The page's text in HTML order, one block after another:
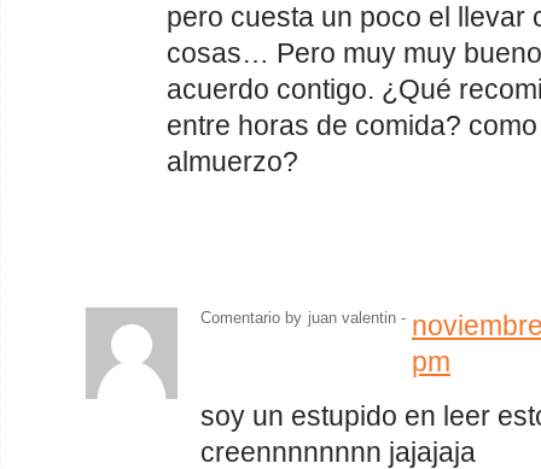
pero cuesta un poco el llevar
cosas… Pero muy muy
acuerdo contigo. ¿Qué
entre horas de comida?
almuerzo?
Comentario by juan valentin -
pm
soy un estupido en leer
creennnnnnnn jajajaja